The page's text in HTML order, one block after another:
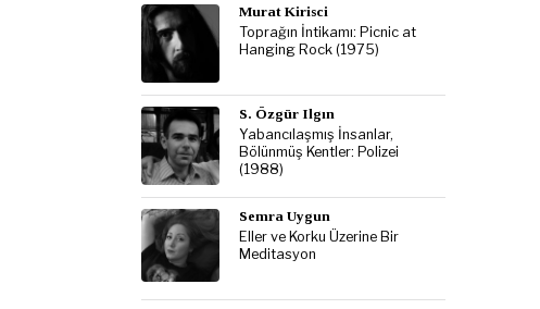
Murat Kirisci
Toprağın İntikamı: Picnic at
Hanging Rock (1975)
S. Özgür Ilgın
Yabancılaşmış İnsanlar,
Bölünmüş Kentler: Polizei
(1988)
Semra Uygun
Eller ve Korku Üzerine Bir
Meditasyon